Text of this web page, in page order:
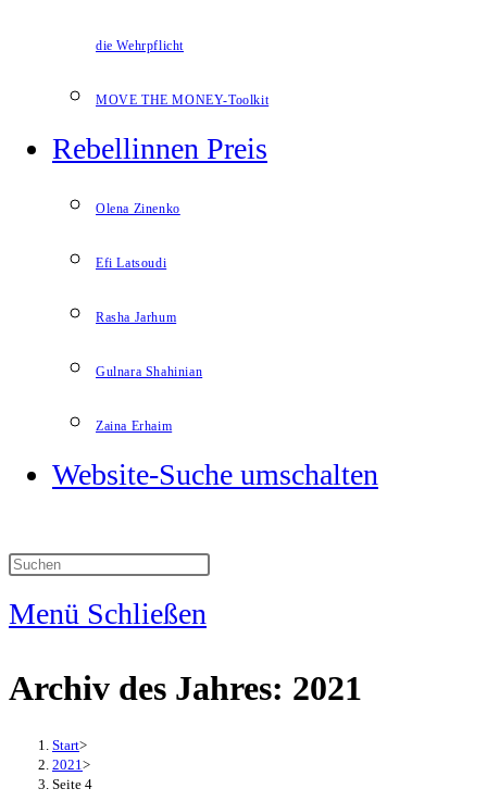
die Wehrpflicht
MOVE THE MONEY-Toolkit
Rebellinnen Preis
Olena Zinenko
Efi Latsoudi
Rasha Jarhum
Gulnara Shahinian
Zaina Erhaim
Website-Suche umschalten
Menü Schließen
Archiv des Jahres: 2021
Start>
2021 >
Seite 4